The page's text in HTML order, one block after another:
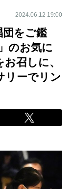
2024.06.12 19:00
団をご鑑
のお気に
召しに、
リーでリン